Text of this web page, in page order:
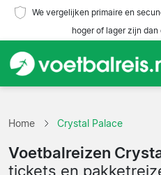
We vergelijken primaire en
hoger of lager zijn
Teams
Competities
Home Crystal Palace
Voetbalreizen
tickets en